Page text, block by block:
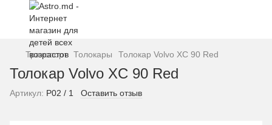
Транспорт Толокары Толокар Volvo XC 90 Red
Толокар Volvo XC 90 Red
Артикул: P02 / 1 Оставить отзыв